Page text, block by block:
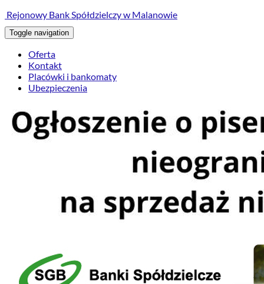
Rejonowy Bank Spółdzielczy w Malanowie
Toggle navigation
Oferta
Kontakt
Placówki i bankomaty
Ubezpieczenia